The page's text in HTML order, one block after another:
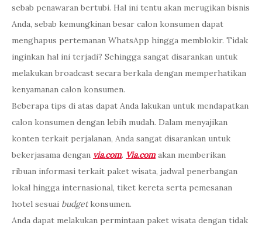
sebab penawaran bertubi. Hal ini tentu akan merugikan bisnis
Anda, sebab kemungkinan besar calon konsumen dapat
menghapus pertemanan WhatsApp hingga memblokir. Tidak
inginkan hal ini terjadi? Sehingga sangat disarankan untuk
melakukan broadcast secara berkala dengan memperhatikan
kenyamanan calon konsumen.
Beberapa tips di atas dapat Anda lakukan untuk mendapatkan
calon konsumen dengan lebih mudah. Dalam menyajikan
konten terkait perjalanan, Anda sangat disarankan untuk
bekerjasama dengan via.com. Via.com akan memberikan
ribuan informasi terkait paket wisata, jadwal penerbangan
lokal hingga internasional, tiket kereta serta pemesanan
hotel sesuai budgetkonsumen.
Anda dapat melakukan permintaan paket wisata dengan tidak